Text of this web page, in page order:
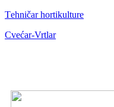
Тehničar hortikulture
Cvećar-Vrtlar